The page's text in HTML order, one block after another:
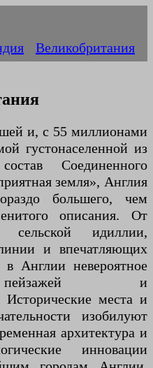
Великобритания
и, с 55 миллионами
густонаселенной из
Соединенного
земля», Англия
большего, чем
описания. От
идиллии,
и впечатляющих
Англии невероятное
пейзажей и
Исторические места и
изобилуют
архитектура и
инновации